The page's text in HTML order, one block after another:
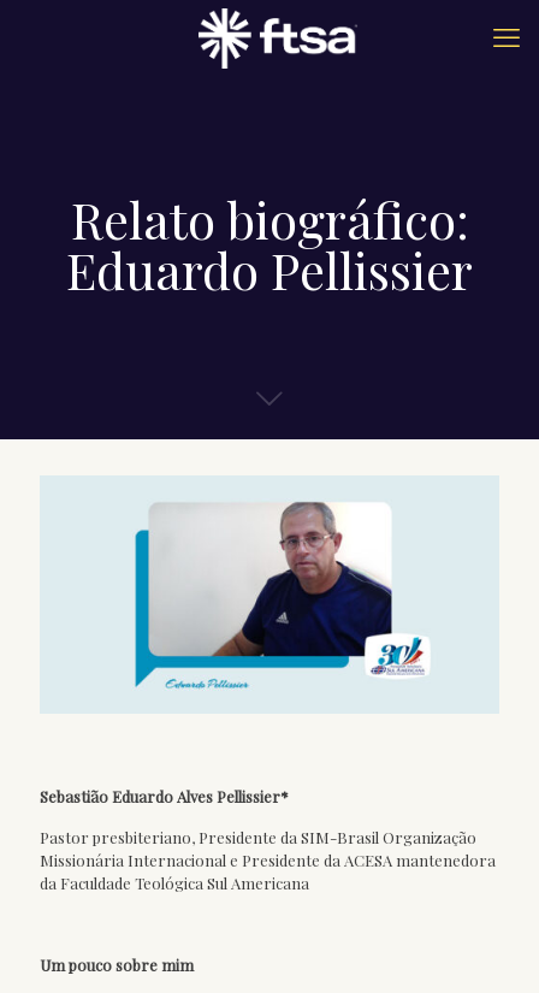
Relato biográfico:
Eduardo Pellissier
Sebastião Eduardo Alves Pellissier*
Pastor presbiteriano, Presidente da SIM-Brasil Organização
Missionária Internacional e Presidente da ACESA mantenedora
da Faculdade Teológica Sul Americana
Um pouco sobre mim